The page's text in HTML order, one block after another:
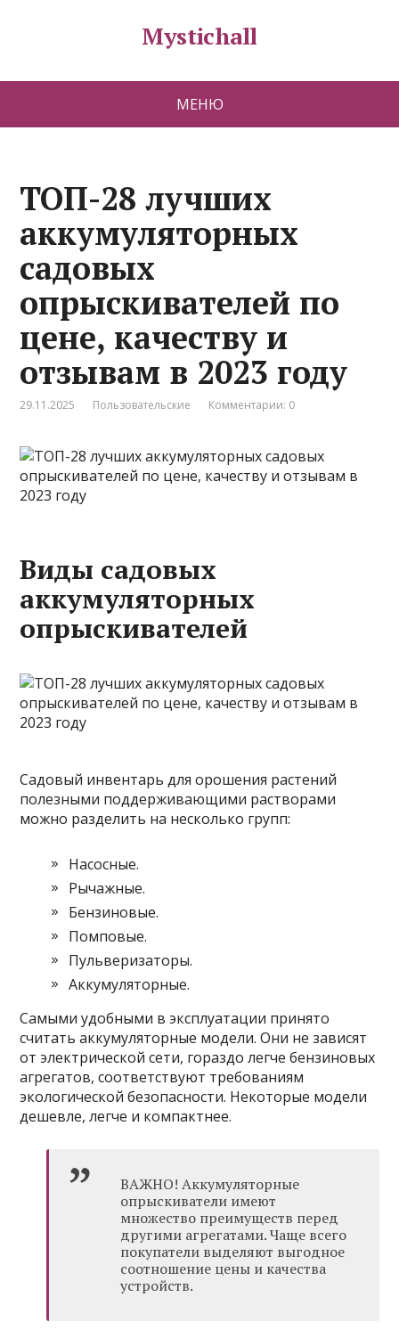
Mystichall
МЕНЮ
ТОП-28 лучших
аккумуляторных
садовых
опрыскивателей по
цене, качеству и
отзывам в 2023 году
29.11.2025 Пользовательские Комментарии: 0
Виды садовых
аккумуляторных
опрыскивателей
Садовый инвентарь для орошения растений
полезными поддерживающими растворами
можно разделить на несколько групп:
Насосные.
Рычажные.
Бензиновые.
Помповые.
Пульверизаторы.
Аккумуляторные.
Самыми удобными в эксплуатации принято
считать аккумуляторные модели. Они не зависят
от электрической сети, гораздо легче бензиновых
агрегатов, соответствуют требованиям
экологической безопасности. Некоторые модели
дешевле,легче и компактнее.
ВАЖНО! Аккумуляторные
опрыскиватели имеют
множество преимуществ перед
другими агрегатами. Чаще всего
покупатели выделяют выгодное
соотношение цены и качества
устройств.